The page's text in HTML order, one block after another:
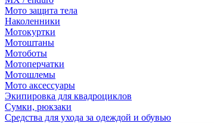
Мото защита тела
Наколенники
Мотокуртки
Мотоштаны
Мотоботы
Мотоперчатки
Мотошлемы
Мото аксессуары
Экипировка для квадроциклов
Сумки, рюкзаки
Средства для ухода за одеждой и обувью